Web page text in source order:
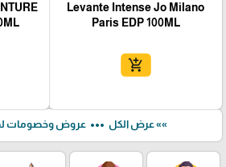
Levante Intense Jo Milano
Paris EDP 100ML
add_shopping_cart
»» عرض الكل more_horiz عروض وخصومات